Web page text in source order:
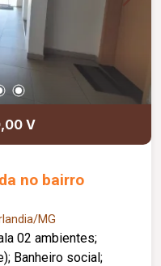
V
no bairro
MG
02 ambientes;
Banheiro social;